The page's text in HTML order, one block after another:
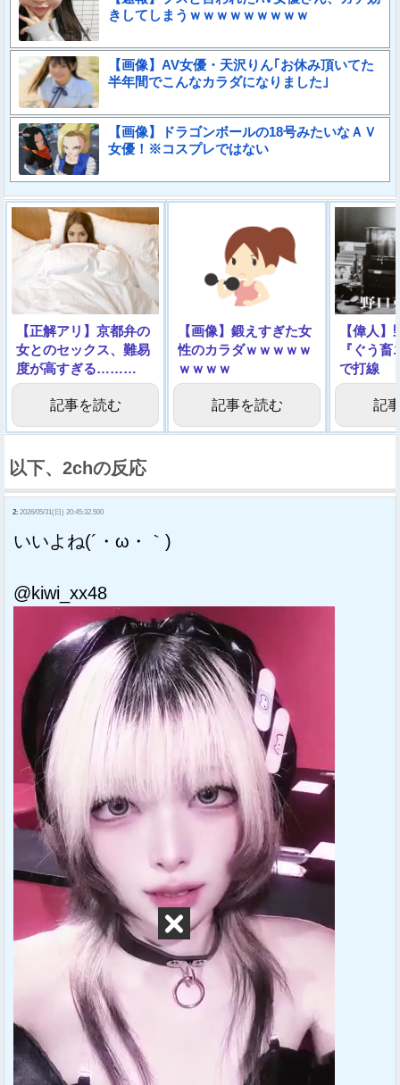
きしてしまうｗｗｗｗｗｗｗｗｗ
【画像】AV女優・天沢りん｢お休み頂いてた
半年間でこんなカラダになりました｣
【画像】ドラゴンボールの18号みたいなＡＶ
女優！※コスプレではない
【正解アリ】京都弁の
女とのセックス、難易
度が高すぎる………
記事を読む
【画像】鍛えすぎた女
性のカラダｗｗｗｗｗ
ｗｗｗｗ
記事を読む
【偉人
『ぐう
で打線
記
以下、2chの反応
2: 2026/05/31(日) 20:45:32.500
いいよね(´・ω・｀)
@kiwi_xx48